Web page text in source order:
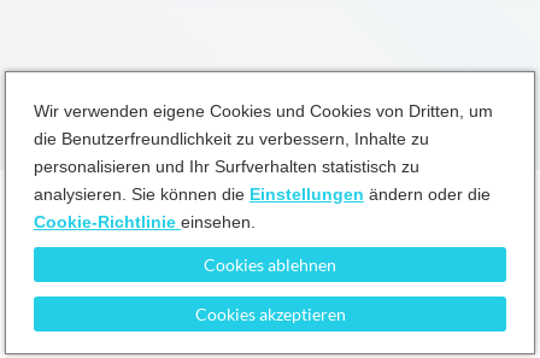
Wir verwenden eigene Cookies und Cookies von Dritten, um
die Benutzerfreundlichkeit zu verbessern, Inhalte zu
personalisieren und Ihr Surfverhalten statistisch zu
analysieren. Sie können die Einstellungen ändern oder die
Cookie-Richtlinie einsehen.
Cookies akzeptieren
Cookies ablehnen
Geschäftsbedingungen Datenschutzrichtlinie Cookie-Richtlinie